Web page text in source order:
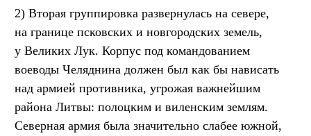
2) Вторая группировка развернулась на севере,
на границе псковских и новгородских земель,
у Великих Лук. Корпус под командованием
воеводы Челяднина должен был как бы нависать
над армией противника, угрожая важнейшим
района Литвы: полоцким и виленским землям.
Северная армия была значительно слабее южной,